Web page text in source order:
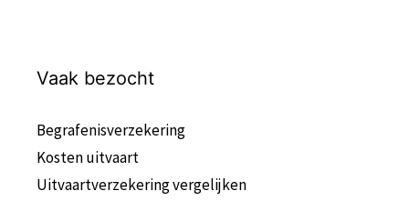
Vaak bezocht
Begrafenisverzekering
Kosten uitvaart
Uitvaartverzekering vergelijken